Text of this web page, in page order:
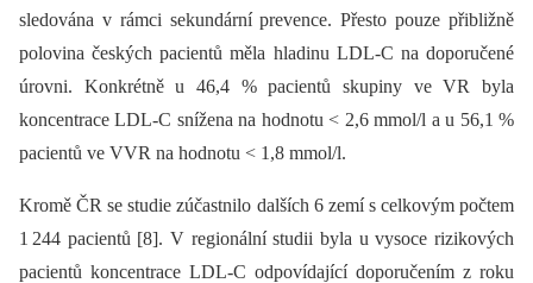
sledována v rámci sekundární prevence. Přesto pouze přibližně
polovina českých pacientů měla hladinu LDL-C na doporučené
úrovni. Konkrétně u 46,4 % pacientů skupiny ve VR byla
koncentrace LDL-C snížena na hodnotu < 2,6 mmol/l a u 56,1 %
pacientů ve VVR na hodnotu < 1,8 mmol/l.
Kromě ČR se studie zúčastnilo dalších 6 zemí s celkovým počtem
1 244 pacientů [8]. V regionální studii byla u vysoce rizikových
pacientů koncentrace LDL-C odpovídající doporučením z roku